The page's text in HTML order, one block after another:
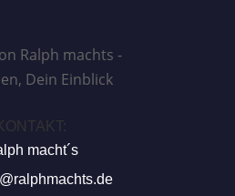
KONTAKT:
macht´s